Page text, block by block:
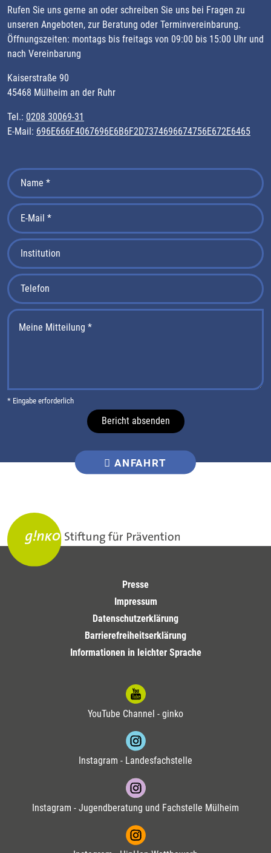
Rufen Sie uns gerne an oder schreiben Sie uns bei Fragen zu
unseren Angeboten, zur Beratung oder Terminvereinbarung.
Öffnungszeiten: montags bis freitags von 09:00 bis 15:00 Uhr und
nach Vereinbarung
Kaiserstraße 90
45468 Mülheim an der Ruhr
Tel.: 0208 30069-31
E-Mail: 696E666F4067696E6B6F2D7374696674756E672E6465
* Eingabe erforderlich
Bericht absenden
ANFAHRT
Presse
Impressum
Datenschutzerklärung
Barrierefreiheitserklärung
Informationen in leichter Sprache
YouTube Channel - ginko
Instagram - Landesfachstelle
Instagram - Jugendberatung und Fachstelle Mülheim